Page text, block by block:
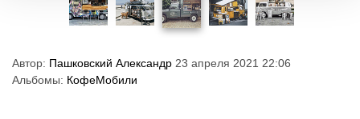
Автор: Пашковский Александр 23 апреля 2021 22:06
Альбомы: КофеМобили